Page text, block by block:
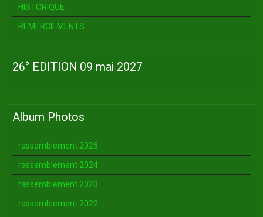
HISTORIQUE
REMERCIEMENTS
26° EDITION 09 mai 2027
Album Photos
rassemblement 2025
rassemblement 2024
rassemblement 2023
rassemblement 2022